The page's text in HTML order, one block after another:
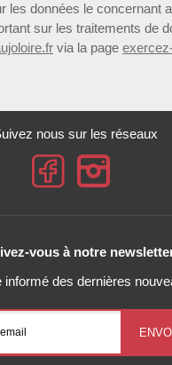
les données le concernant
sur les traitements de
via la page
nous sur les réseaux
vous à notre
informé des dernières